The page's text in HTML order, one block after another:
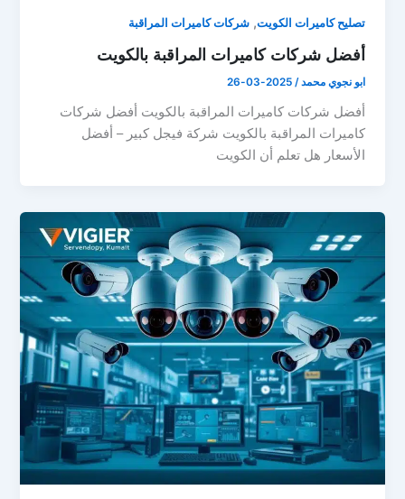
تصليح كاميرات الكويت,شركات كاميرات المراقبة
أفضل شركات كاميرات المراقبة بالكويت
ابو نجوي محمد/
2025-03-26
أفضل شركات كاميرات المراقبة بالكويت أفضل شركات
كاميرات المراقبة بالكويت شركة فيجل كبير – أفضل
الأسعار هل تعلم أن الكويت